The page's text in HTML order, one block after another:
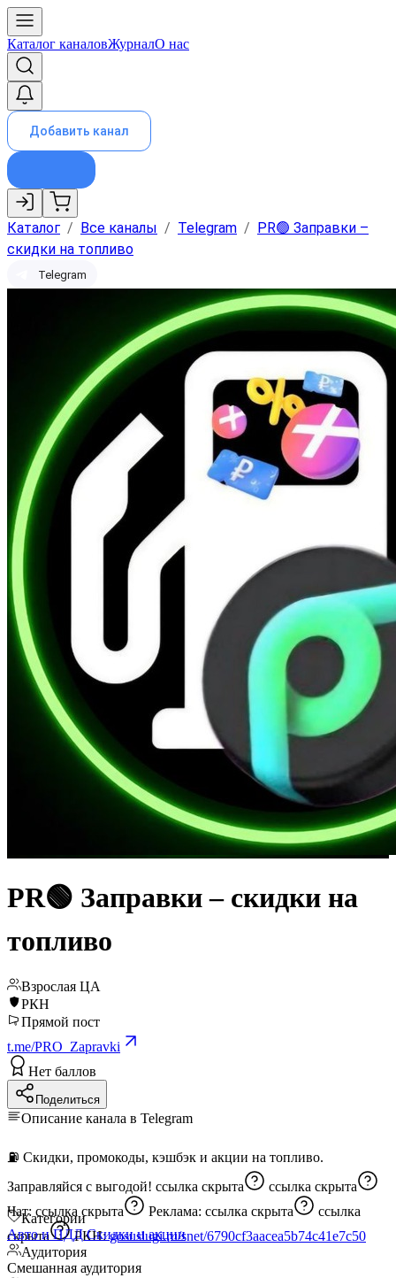
Каталог каналовЖурналО нас
Добавить канал
Каталог / Все каналы / Telegram / PR🟢 Заправки –
скидки на топливо
Telegram
PR🟢 Заправки – скидки на
топливо
Взрослая ЦА
РКН
Прямой пост
t.me/PRO_Zapravki
Нет баллов
Поделиться
Описание канала в Telegram
⛽️ Скидки, промокоды, кэшбэк и акции на топливо.
Заправляйся с выгодой! ссылка скрыта
ссылка скрыта
Чат: ссылка скрыта Реклама: ссылка скрыта
ссылка
скрыта
РКН:gosuslugi.ru/snet/6790cf3aacea5b74c41e7c50
Категории
Авто и ПДДСкидки и акции
Аудитория
Смешанная аудитория